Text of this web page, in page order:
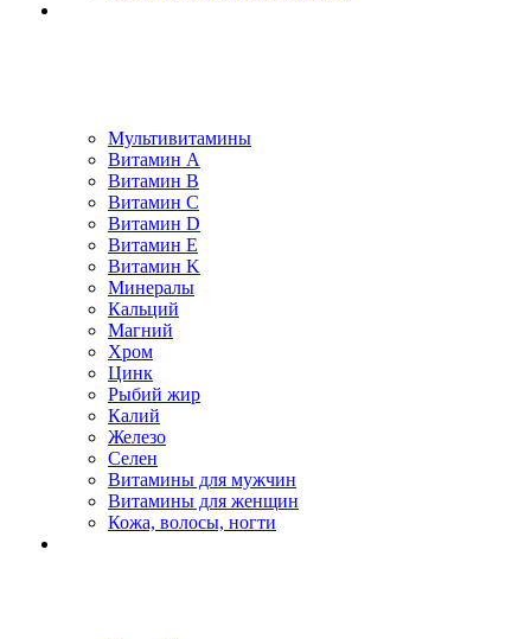
Мультивитамины
Витамин A
Витамин B
Витамин C
Витамин D
Витамин E
Витамин K
Минералы
Кальций
Магний
Хром
Цинк
Рыбий жир
Калий
Железо
Селен
Витамины для мужчин
Витамины для женщин
Кожа, волосы, ногти